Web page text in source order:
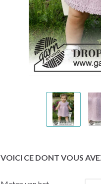
VOICI CE DONT VOUS